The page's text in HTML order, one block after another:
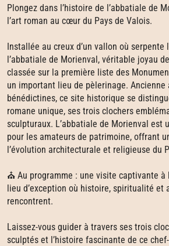
Plongez dans l’histoire de l’abbatiale de
l’art roman au cœur du Pays de Valois.
Installée au creux d’un vallon où serpente
l’abbatiale de Morienval, véritable joyau
classée sur la première liste des
un important lieu de pèlerinage. Ancienne
bénédictines, ce site historique se
romane unique, ses trois clochers
sculpturaux. L’abbatiale de Morienval est
pour les amateurs de patrimoine, offrant
l’évolution architecturale et religieuse du
⛪ Au programme : une visite captivante à
lieu d’exception où histoire, spiritualité et
rencontrent.
Laissez-vous guider à travers ses trois
sculptés et l’histoire fascinante de ce